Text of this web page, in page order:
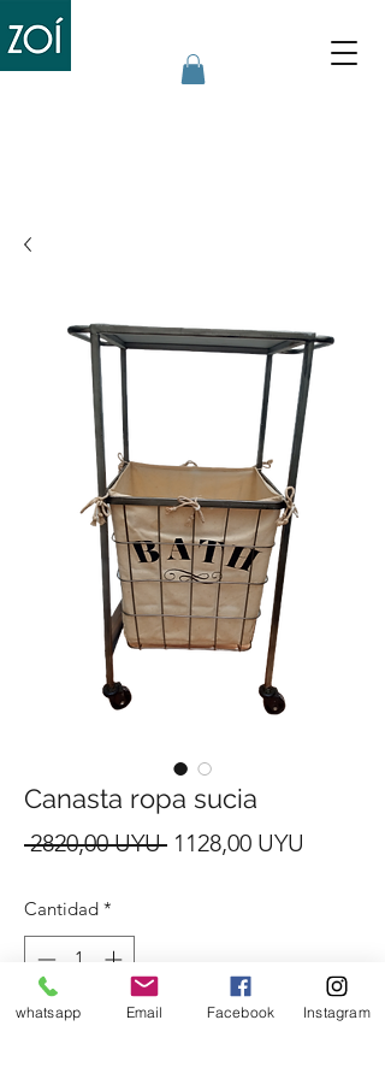
Canasta ropa sucia
2820,00 UYU Precio
1128,00 UYU
Cantidad *
whatsapp Email Facebook Instagram